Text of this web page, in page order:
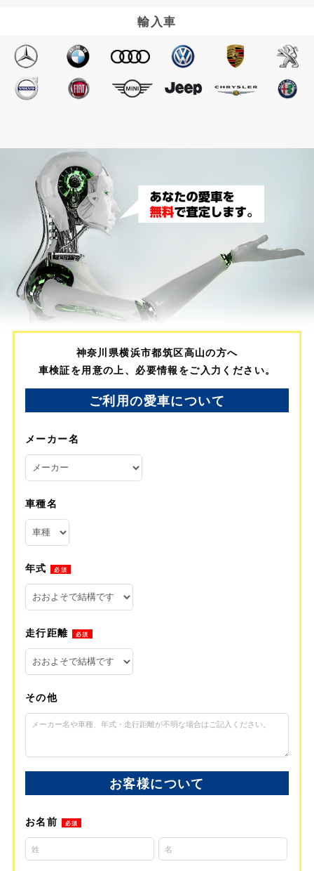
輸入車
神奈川県横浜市都筑区高山の方へ
車検証を用意の上、必要情報をご入力ください。
ご利用の愛車について
メーカー名
車種名
年式 必須
走行距離 必須
その他
お客様について
お名前 必須